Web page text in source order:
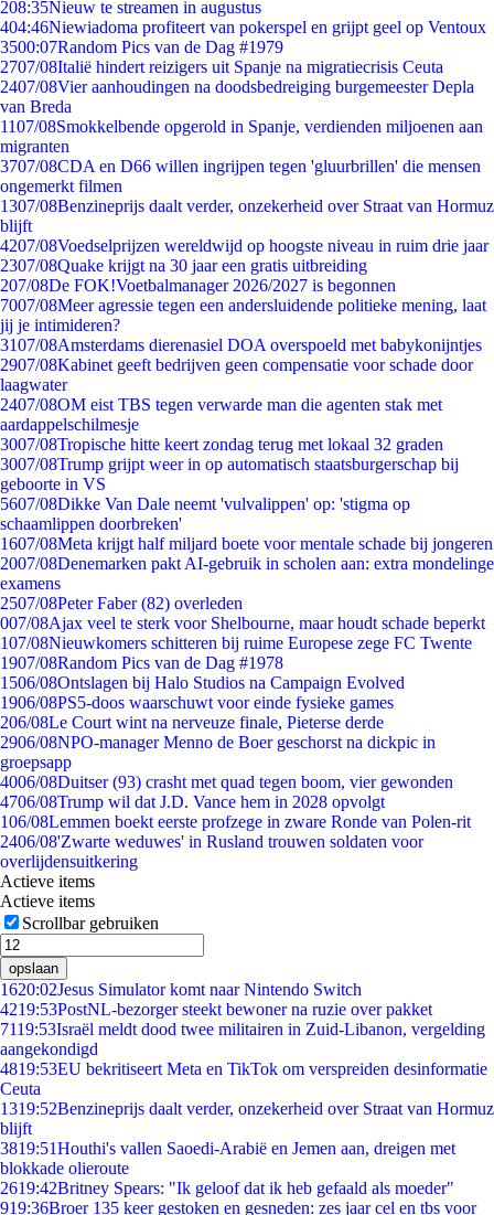
208:35Nieuw te streamen in augustus
404:46Niewiadoma profiteert van pokerspel en grijpt geel op Ventoux
3500:07Random Pics van de Dag #1979
2707/08Italië hindert reizigers uit Spanje na migratiecrisis Ceuta
2407/08Vier aanhoudingen na doodsbedreiging burgemeester Depla
van Breda
1107/08Smokkelbende opgerold in Spanje, verdienden miljoenen aan
migranten
3707/08CDA en D66 willen ingrijpen tegen 'gluurbrillen' die mensen
ongemerkt filmen
1307/08Benzineprijs daalt verder, onzekerheid over Straat van Hormuz
blijft
4207/08Voedselprijzen wereldwijd op hoogste niveau in ruim drie jaar
2307/08Quake krijgt na 30 jaar een gratis uitbreiding
207/08De FOK!Voetbalmanager 2026/2027 is begonnen
7007/08Meer agressie tegen een andersluidende politieke mening, laat
jij je intimideren?
3107/08Amsterdams dierenasiel DOA overspoeld met babykonijntjes
2907/08Kabinet geeft bedrijven geen compensatie voor schade door
laagwater
2407/08OM eist TBS tegen verwarde man die agenten stak met
aardappelschilmesje
3007/08Tropische hitte keert zondag terug met lokaal 32 graden
3007/08Trump grijpt weer in op automatisch staatsburgerschap bij
geboorte in VS
5607/08Dikke Van Dale neemt 'vulvalippen' op: 'stigma op
schaamlippen doorbreken'
1607/08Meta krijgt half miljard boete voor mentale schade bij jongeren
2007/08Denemarken pakt AI-gebruik in scholen aan: extra mondelinge
examens
2507/08Peter Faber (82) overleden
007/08Ajax veel te sterk voor Shelbourne, maar houdt schade beperkt
107/08Nieuwkomers schitteren bij ruime Europese zege FC Twente
1907/08Random Pics van de Dag #1978
1506/08Ontslagen bij Halo Studios na Campaign Evolved
1906/08PS5-doos waarschuwt voor einde fysieke games
206/08Le Court wint na nerveuze finale, Pieterse derde
2906/08NPO-manager Menno de Boer geschorst na dickpic in
groepsapp
4006/08Duitser (93) crasht met quad tegen boom, vier gewonden
4706/08Trump wil dat J.D. Vance hem in 2028 opvolgt
106/08Lemmen boekt eerste profzege in zware Ronde van Polen-rit
2406/08'Zwarte weduwes' in Rusland trouwen soldaten voor
overlijdensuitkering
Actieve items
Actieve items
Scrollbar gebruiken
opslaan
1620:02Jesus Simulator komt naar Nintendo Switch
4219:53PostNL-bezorger steekt bewoner na ruzie over pakket
7119:53Israël meldt dood twee militairen in Zuid-Libanon, vergelding
aangekondigd
4819:53EU bekritiseert Meta en TikTok om verspreiden desinformatie
Ceuta
1319:52Benzineprijs daalt verder, onzekerheid over Straat van Hormuz
blijft
3819:51Houthi's vallen Saoedi-Arabië en Jemen aan, dreigen met
blokkade olieroute
2619:42Britney Spears: "Ik geloof dat ik heb gefaald als moeder"
919:36Broer 135 keer gestoken en gesneden: zes jaar cel en tbs voor